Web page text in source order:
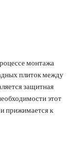
монтажа
плиток между
защитная
этот
прижимается к